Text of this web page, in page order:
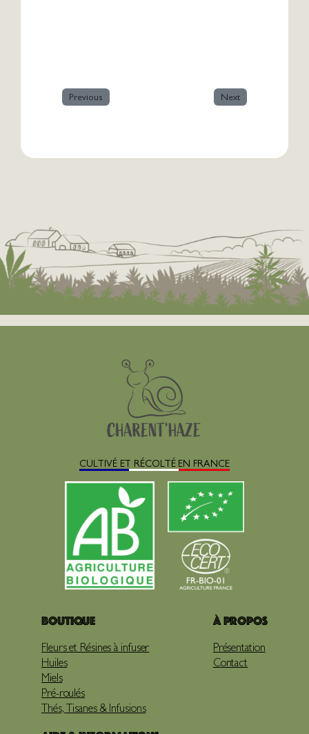
Previous Next
CULTIVÉ ET RÉCOLTÉ EN FRANCE
Boutique
Fleurs et Résines à infuser
Huiles
Miels
Pré-roulés
Thés, Tisanes & Infusions
À propos
Présentation
Contact